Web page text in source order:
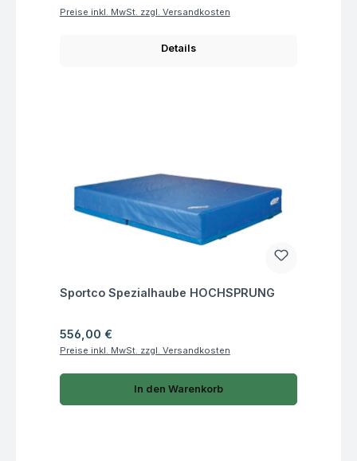
Preise inkl. MwSt. zzgl. Versandkosten
Details
Fragen zum Artikel
Sportco Spezialhaube HOCHSPRUNG
Regulärer Preis:
556,00 €
Preise inkl. MwSt. zzgl. Versandkosten
In den Warenkorb